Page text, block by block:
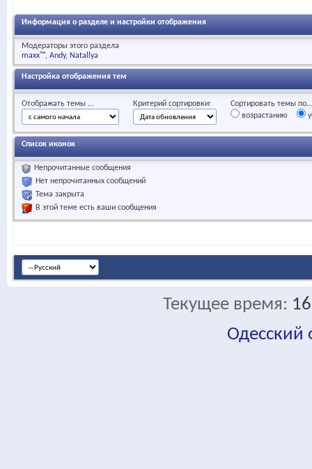
Информация о разделе и настройки отображения
Модераторы этого раздела
maxx™ Andy Natallya
Настройка отображения тем
Отображать темы ... Критерий сортировки:
Сортировать темы по...
возрастанию
Список иконок
Непрочитанные сообщения
Нет непрочитанных сообщений
Тема закрыта
В этой теме есть ваши сообщения
Текущее время:
Одесский